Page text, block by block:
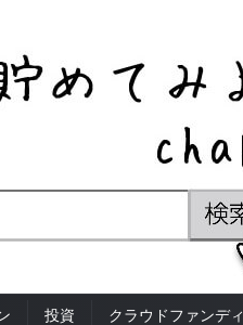
投資 クラウドファンデ